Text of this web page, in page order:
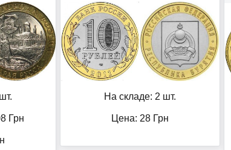
Грн
На складе: 2 шт.
Цена: 28Грн